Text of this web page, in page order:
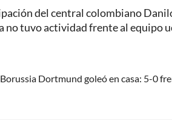
del central colombiano
no tuvo actividad frente al equipo
Dortmund goleó en casa: 5-0